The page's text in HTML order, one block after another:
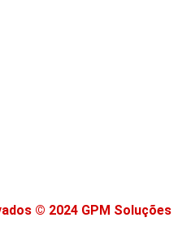
© 2024 GPM Soluções